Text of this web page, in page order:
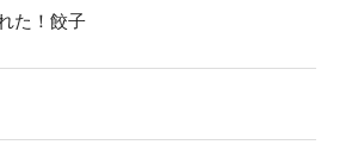
た！餃子